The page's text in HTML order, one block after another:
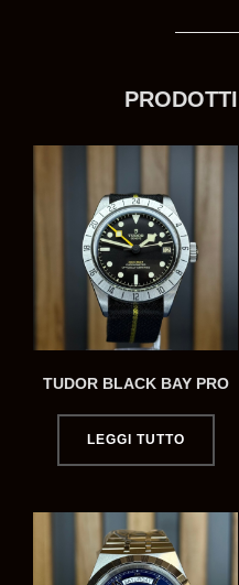
TUDOR BLACK BAY PRO
LEGGI TUTTO